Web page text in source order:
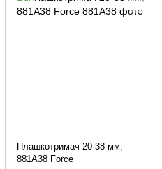
Плашкотримач 20-38 мм,
881A38 Force